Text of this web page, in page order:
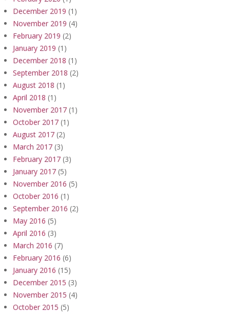
December 2019 (1)
November 2019 (4)
February 2019 (2)
January 2019 (1)
December 2018 (1)
September 2018 (2)
August 2018 (1)
April 2018 (1)
November 2017 (1)
October 2017 (1)
August 2017 (2)
March 2017 (3)
February 2017 (3)
January 2017 (5)
November 2016 (5)
October 2016 (1)
September 2016 (2)
May 2016 (5)
April 2016 (3)
March 2016 (7)
February 2016 (6)
January 2016 (15)
December 2015 (3)
November 2015 (4)
October 2015 (5)